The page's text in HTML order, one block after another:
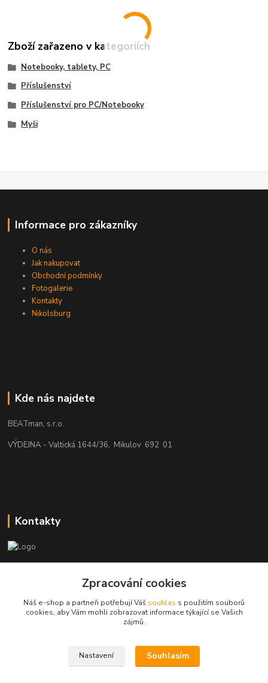
Zboží zařazeno v kategoriích
Notebooky, tablety, PC
Příslušenství
Příslušenství pro PC/Notebooky
Myši
Informace pro zákazníky
O nás
Jak nakupovat
Obchodní podmínky
Fotogalerie
Kontakty
Nikolsburg
Kde nás najdete
BEATman, s.r.o.
VÝDEJNA - Valtická 1644/36, Mikulov 692 01
Kontakty
elektro@beatman.cz
Zpracování cookies
Náš e-shop a partneři potřebují Váš souhlas s použitím souborů
cookies, aby Vám mohli zobrazovat informace týkající se Vašich
zájmů.
Nastavení Souhlasím